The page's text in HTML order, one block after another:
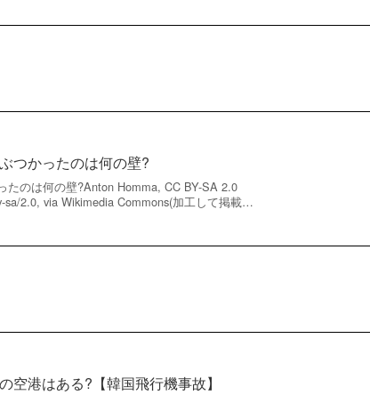
つかったのは何の壁?
たのは何の壁?Anton Homma, CC BY-SA 2.0
sa/2.0, via Wikimedia Commons(加工して掲載…
空港はある?【韓国飛行機事故】